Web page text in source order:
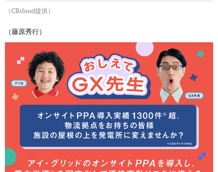
（CBcloud提供）
（藤原秀行）